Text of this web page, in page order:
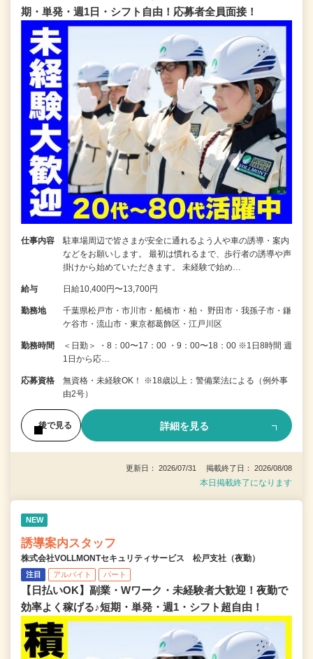
期・単発・週1日・シフト自由！応募者全員面接！
仕事内容
駐車場周辺で皆さまが安全に通れるよう人や車の誘導・案内
などをお願いします。 最初は慣れるまで、歩行者の誘導や声
掛けから始めていただきます。 未経験で始め…
給与 日給10,400円〜13,700円
勤務地
千葉県松戸市・市川市・船橋市・柏・ 野田市・我孫子市・鎌
ケ谷市・流山市・東京都葛飾区・江戸川区
勤務時間
＜日勤＞ ・8：00〜17：00 ・9：00〜18：00 ※1日8時間 週
1日から応…
応募資格
無資格・未経験OK！ ※18歳以上：警備業法による（例外事
由2号）
後で見る 詳細を見る
更新日： 2026/07/31 掲載終了日： 2026/08/08
本日掲載終了になります
NEW
誘導案内スタッフ
株式会社VOLLMONTセキュリティサービス 松戸支社（夜勤）
注目 アルバイト パート
【日払いOK】副業・Wワーク・未経験者大歓迎！夜勤で
効率よく稼げる♪短期・単発・週1・シフト超自由！